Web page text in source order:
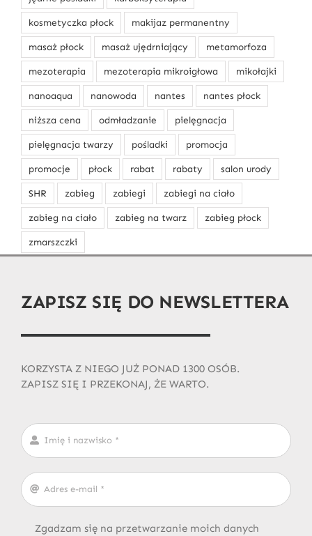
kosmetyczka płock makijaz permanentny
masaż płock masaż ujędrniający metamorfoza
mezoterapia mezoterapia mikroigłowa mikołajki
nanoaqua nanowoda nantes nantes płock
niższa cena odmładzanie pielęgnacja
pielęgnacja twarzy pośladki promocja
promocje płock rabat rabaty salon urody
SHR zabieg zabiegi zabiegi na ciało
zabieg na ciało zabieg na twarz zabieg płock
zmarszczki
ZAPISZ SIĘ DO NEWSLETTERA
KORZYSTA Z NIEGO JUŻ PONAD 1300 OSÓB.
ZAPISZ SIĘ I PRZEKONAJ, ŻE WARTO.
Zgadzam się na przetwarzanie moich danych